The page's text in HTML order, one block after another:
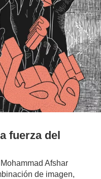
fuerza del
Afshar
de imagen,